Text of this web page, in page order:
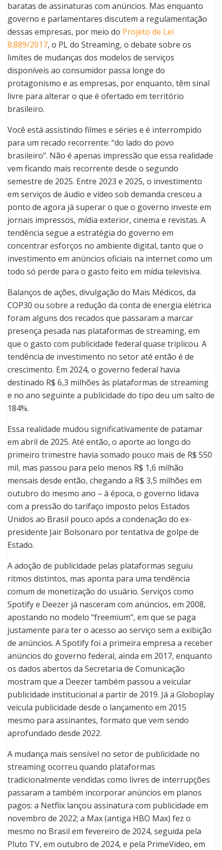
baratas de assinaturas com anúncios. Mas enquanto
governo e parlamentares discutem a regulamentação
dessas empresas, por meio do Projeto de Lei
8.889/2017, o PL do Streaming, o debate sobre os
limites de mudanças dos modelos de serviços
disponíveis ao consumidor passa longe do
protagonismo e as empresas, por enquanto, têm sinal
livre para alterar o que é ofertado em território
brasileiro.
Você está assistindo filmes e séries e é interrompido
para um recado recorrente: “do lado do povo
brasileiro”. Não é apenas impressão que essa realidade
vem ficando mais recorrente desde o segundo
semestre de 2025. Entre 2023 e 2025, o investimento
em serviços de áudio e vídeo sob demanda cresceu a
ponto de agora já superar o que o governo investe em
jornais impressos, mídia exterior, cinema e revistas. A
tendência segue a estratégia do governo em
concentrar esforços no ambiente digital, tanto que o
investimento em anúncios oficiais na internet como um
todo só perde para o gasto feito em mídia televisiva.
Balanços de ações, divulgação do Mais Médicos, da
COP30 ou sobre a redução da conta de energia elétrica
foram alguns dos recados que passaram a marcar
presença pesada nas plataformas de streaming, em
que o gasto com publicidade federal quase triplicou. A
tendência de investimento no setor até então é de
crescimento. Em 2024, o governo federal havia
destinado R$ 6,3 milhões às plataformas de streaming
e no ano seguinte a publicidade do tipo deu um salto de
184%.
Essa realidade mudou significativamente de patamar
em abril de 2025. Até então, o aporte ao longo do
primeiro trimestre havia somado pouco mais de R$ 550
mil, mas passou para pelo menos R$ 1,6 milhão
mensais desde então, chegando a R$ 3,5 milhões em
outubro do mesmo ano – à época, o governo lidava
com a pressão do tarifaço imposto pelos Estados
Unidos ao Brasil pouco após a condenação do ex-
presidente Jair Bolsonaro por tentativa de golpe de
Estado.
A adoção de publicidade pelas plataformas seguiu
ritmos distintos, mas aponta para uma tendência
comum de monetização do usuário. Serviços como
Spotify e Deezer já nasceram com anúncios, em 2008,
apostando no modelo “freemium”, em que se paga
justamente para ter o acesso ao serviço sem a exibição
de anúncios. A Spotify foi a primeira empresa a receber
anúncios do governo federal, ainda em 2017, enquanto
os dados abertos da Secretaria de Comunicação
mostram que a Deezer também passou a veicular
publicidade institucional a partir de 2019. Já a Globoplay
veicula publicidade desde o lançamento em 2015
mesmo para assinantes, formato que vem sendo
aprofundado desde 2022.
A mudança mais sensível no setor de publicidade no
streaming ocorreu quando plataformas
tradicionalmente vendidas como livres de interrupções
passaram a também incorporar anúncios em planos
pagos: a Netflix lançou assinatura com publicidade em
novembro de 2022; a Max (antiga HBO Max) fez o
mesmo no Brasil em fevereiro de 2024, seguida pela
Pluto TV, em outubro de 2024, e pela PrimeVideo, em